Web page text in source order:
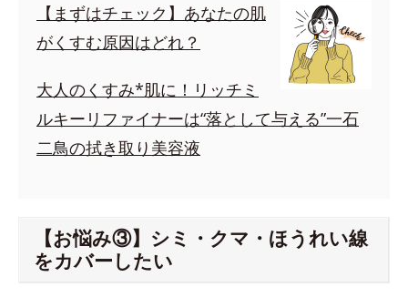
【まずはチェック】あなたの肌
がくすむ原因はどれ？
大人のくすみ*肌に！リッチミ
ルキーリファイナーは“落として与える”一石
二鳥の拭き取り美容液
【お悩み③】シミ・クマ・ほうれい線
をカバーしたい